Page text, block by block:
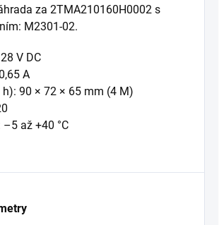
za 2TMA210160H0002 s
M2301-02.
V DC
A
h): 90 × 72 × 65 mm (4 M)
až +40 °C